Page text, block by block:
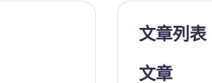
文章列表
文章